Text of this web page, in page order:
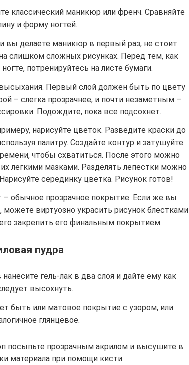
классический маникюр или френч. Сравняйте
и форму ногтей.
вы делаете маникюр в первый раз, не стоит
слишком сложных рисунках. Перед тем, как
потренируйтесь на листе бумаги.
Первый слой должен быть по цвету
– слегка прозрачнее, и почти незаметным –
Подождите, пока все подсохнет.
нарисуйте цветок. Разведите краски до
палитру. Создайте контур и затушуйте
чтобы схватиться. После этого можно
легкими мазками. Разделять лепестки можно
серединку цветка. Рисунок готов!
обычное прозрачное покрытие. Если же вы
можете виртуозно украсить рисунок блестками
закрепить его финальным покрытием.
пудра
гель-лак в два слоя и дайте ему как
высохнуть.
быть или матовое покрытие с узором, или
глянцевое.
посыпьте прозрачным акрилом и высушите в
материала при помощи кисти.